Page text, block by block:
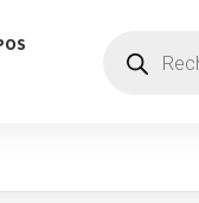
produits